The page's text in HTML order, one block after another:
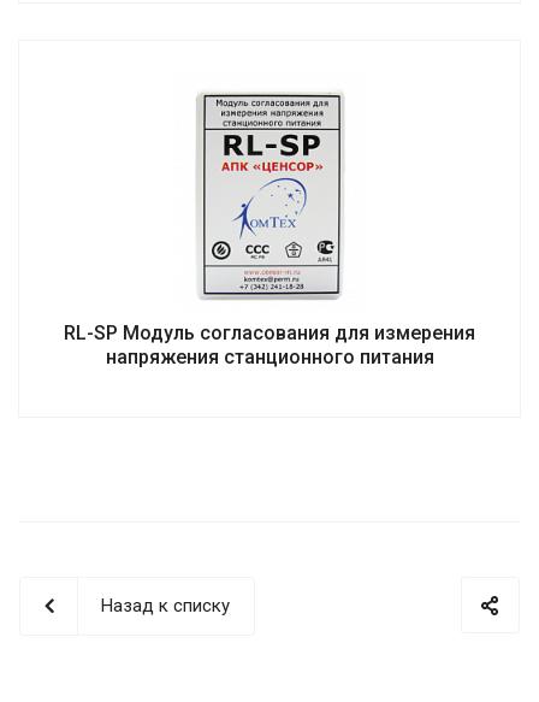
RL-SP Модуль согласования для измерения
напряжения станционного питания
Назад к списку